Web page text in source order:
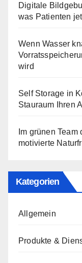
Digitale
was Patienten
Wenn Wasser
wird
Self Storage in
Stauraum Ihren
Im grünen
motivierte
Kategorien
Allgemein
Produkte &